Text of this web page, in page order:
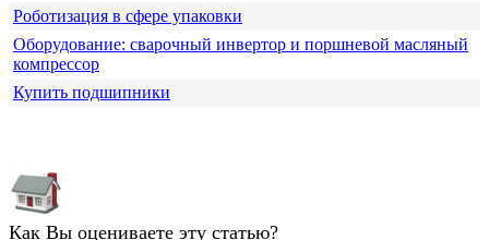
Роботизация в сфере упаковки
Оборудование: сварочный инвертор и поршневой масляный
компрессор
Купить подшипники
Как Вы оцениваете эту статью?